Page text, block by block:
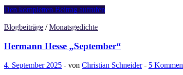
Rainer
Rilke
Den kompletten Beitrag aufrufen
Blogbeiträge /Monatsgedichte
Hermann Hesse „September“
4. September 2025 - von Christian Schneider- 5